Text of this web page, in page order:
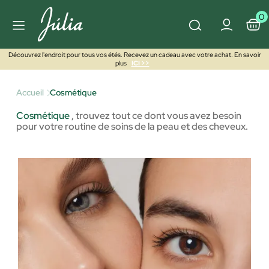
0
Découvrez l'endroit pour tous vos étés. Recevez un cadeau avec votre achat. En savoir
plus
ICI >>
Accueil Cosmétique
Cosmétique,trouvez tout ce dont vous avez besoin
pour votre routine de soins de la peau et des cheveux.